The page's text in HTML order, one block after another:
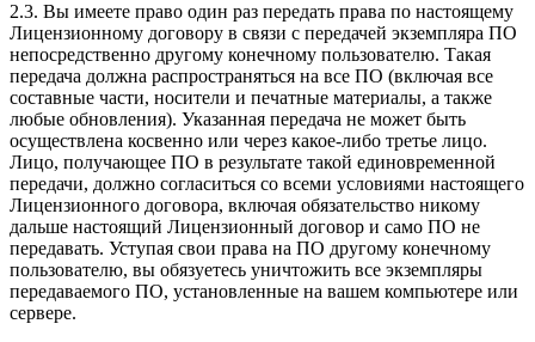
2.3. Вы имеете право один раз передать права по настоящему
Лицензионному договору в связи с передачей экземпляра ПО
непосредственно другому конечному пользователю. Такая
передача должна распространяться на все ПО (включая все
составные части, носители и печатные материалы, а также
любые обновления). Указанная передача не может быть
осуществлена косвенно или через какое-либо третье лицо.
Лицо, получающее ПО в результате такой единовременной
передачи, должно согласиться со всеми условиями настоящего
Лицензионного договора, включая обязательство никому
дальше настоящий Лицензионный договор и само ПО не
передавать. Уступая свои права на ПО другому конечному
пользователю, вы обязуетесь уничтожить все экземпляры
передаваемого ПО, установленные на вашем компьютере или
сервере.